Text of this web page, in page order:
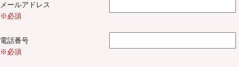
メールアドレス
※必須
電話番号
※必須